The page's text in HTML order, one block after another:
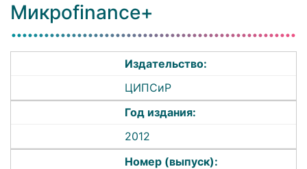
Микроfinance+
Издательство:
ЦИПСиР
Год издания:
2012
Номер (выпуск):